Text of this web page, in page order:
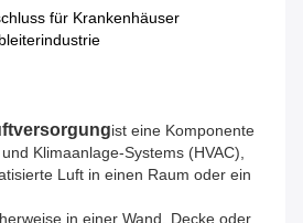
für Krankenhäuser
ist eine Komponente
Klimaanlage-Systems (HVAC),
Luft in einen Raum oder ein
in einer Wand, Decke oder